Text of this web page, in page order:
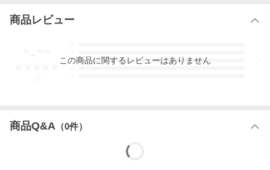
商品レビュー
3
この商品に関するレビューはありません
商品Q&A （0件）